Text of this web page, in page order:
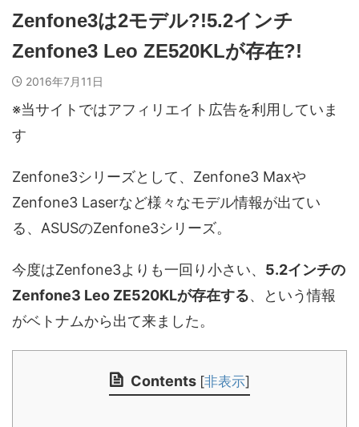
Zenfone3は2モデル?!5.2インチ
Zenfone3 Leo ZE520KLが存在?!
2016年7月11日
※当サイトではアフィリエイト広告を利用していま
す
Zenfone3シリーズとして、Zenfone3 Maxや
Zenfone3 Laserなど様々なモデル情報が出てい
る、ASUSのZenfone3シリーズ。
今度はZenfone3よりも一回り小さい、 5.2インチの
Zenfone3 Leo ZE520KLが存在する、という情報
がベトナムから出て来ました。
Contents [非表示]